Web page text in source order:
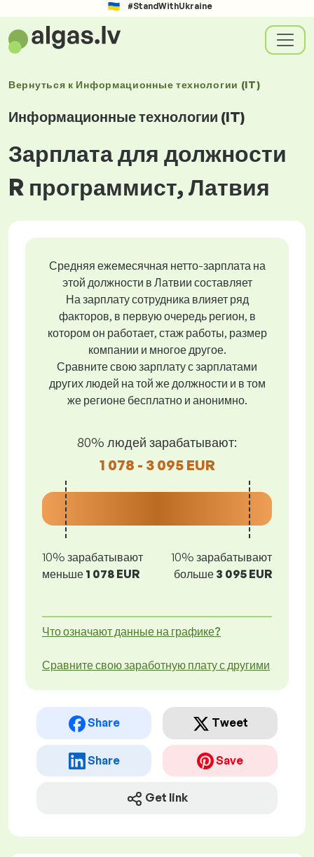
#StandWithUkraine
Вернуться к Информационные технологии (IT)
Информационные технологии (IT)
Зарплата для должности
R программист, Латвия
Средняя ежемесячная нетто-зарплата на
этой должности в Латвии составляет
На зарплату сотрудника влияет ряд
факторов, в первую очередь регион, в
котором он работает, стаж работы, размер
компании и многое другое.
Сравните свою зарплату с зарплатами
других людей на той же должности и в том
же регионе бесплатно и анонимно.
80% людей зарабатывают:
1 078 - 3 095 EUR
10% зарабатывают
меньше 1 078 EUR
10% зарабатывают
больше 3 095 EUR
Что означают данные на графике?
Сравните свою заработную плату с другими
Share Tweet
Share Save
Get link